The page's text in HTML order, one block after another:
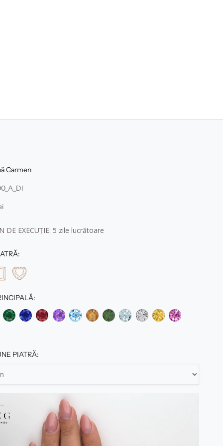
Carmen
DE EXECUȚIE: 5 zile lucrătoare
PIATRĂ: